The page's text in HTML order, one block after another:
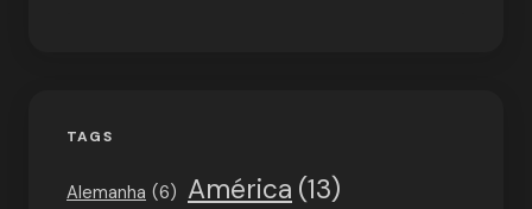
TAGS
Alemanha (6) América (13)